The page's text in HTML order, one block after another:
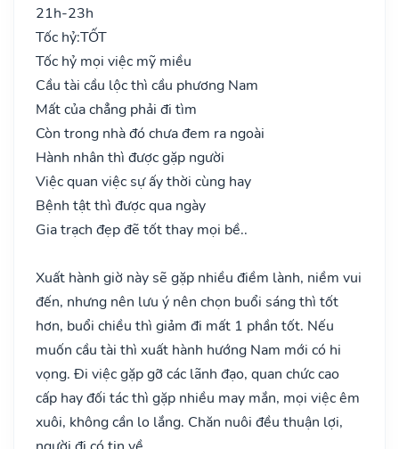
21h-23h
Tốc hỷ:TỐT
Tốc hỷ mọi việc mỹ miều
Cầu tài cầu lộc thì cầu phương Nam
Mất của chẳng phải đi tìm
Còn trong nhà đó chưa đem ra ngoài
Hành nhân thì được gặp người
Việc quan việc sự ấy thời cùng hay
Bệnh tật thì được qua ngày
Gia trạch đẹp đẽ tốt thay mọi bề..
Xuất hành giờ này sẽ gặp nhiều điềm lành, niềm vui
đến, nhưng nên lưu ý nên chọn buổi sáng thì tốt
hơn, buổi chiều thì giảm đi mất 1 phần tốt. Nếu
muốn cầu tài thì xuất hành hướng Nam mới có hi
vọng. Đi việc gặp gỡ các lãnh đạo, quan chức cao
cấp hay đối tác thì gặp nhiều may mắn, mọi việc êm
xuôi, không cần lo lắng. Chăn nuôi đều thuận lợi,